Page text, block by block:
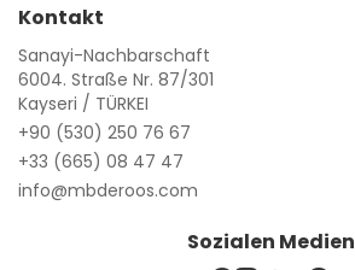
Kontakt
Sanayi-Nachbarschaft
6004. Straße Nr. 87/301
Kayseri / TÜRKEI
+90 (530) 250 76 67
+33 (665) 08 47 47
info@mbderoos.com
Sozialen Medien